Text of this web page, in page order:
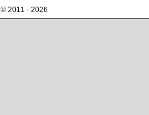
© 2011 - 2026